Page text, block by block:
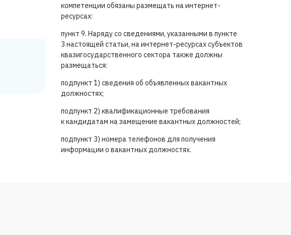
компетенции обязаны размещать на интернет-
ресурсах:
пункт 9. Наряду со сведениями, указанными в пункте
3 настоящей статьи, на интернет-ресурсах субъектов
квазигосударственного сектора также должны
размещаться:
подпункт 1) сведения об объявленных вакантных
должностях;
подпункт 2) квалификационные требования
к кандидатам на замещение вакантных должностей;
подпункт 3) номера телефонов для получения
информации о вакантных должностях.